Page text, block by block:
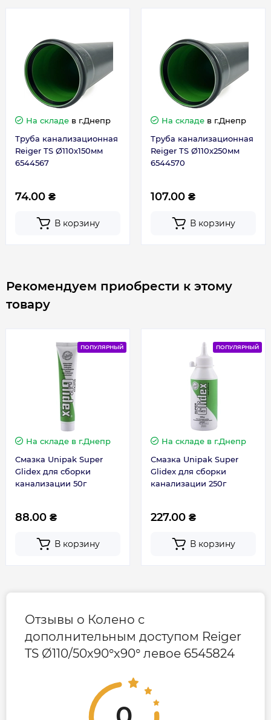
Гарантия
Гарантия производителя, мес
На складе в г.Днепр
Труба канализационная
Reiger TS Ø110х150мм
6544567
74.00 ₴
В корзину
На складе в г.Днепр
Труба канализационная
Reiger TS Ø110х250мм
6544570
107.00 ₴
В корзину
Рекомендуем приобрести к этому
товару
ПОПУЛЯРНЫЙ
На складе в г.Днепр
Смазка Unipak Super
Glidex для сборки
канализации 50г
88.00 ₴
В корзину
ПОПУЛЯРНЫЙ
На складе в г.Днепр
Смазка Unipak Super
Glidex для сборки
канализации 250г
227.00 ₴
В корзину
Отзывы о Колено с
дополнительным доступом Reiger
TS Ø110/50х90°х90° левое 6545824